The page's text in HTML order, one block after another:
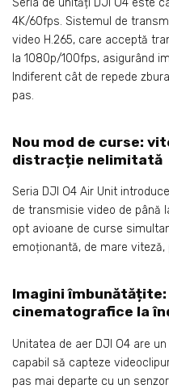
4K/60fps. Sistemul de
video H.265, care acceptă
la 1080p/100fps, asigurând
Indiferent cât de repede
pas.
Nou mod de curse:
distracție nelimitată
Seria DJI O4 Air Unit
de transmisie video de până
opt avioane de curse
emoționantă, de mare viteză,
Imagini
cinematografice la
Unitatea de aer DJI O4 are
capabil să capteze
pas mai departe cu un